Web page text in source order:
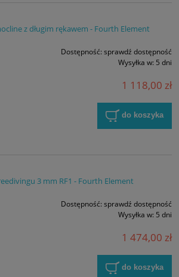
z długim rękawem - Fourth Element
Dostępność: sprawdź dostępność
Wysyłka w: 5 dni
1 118,00 zł
do koszyka
3 mm RF1 - Fourth Element
Dostępność: sprawdź dostępność
Wysyłka w: 5 dni
1 474,00 zł
do koszyka